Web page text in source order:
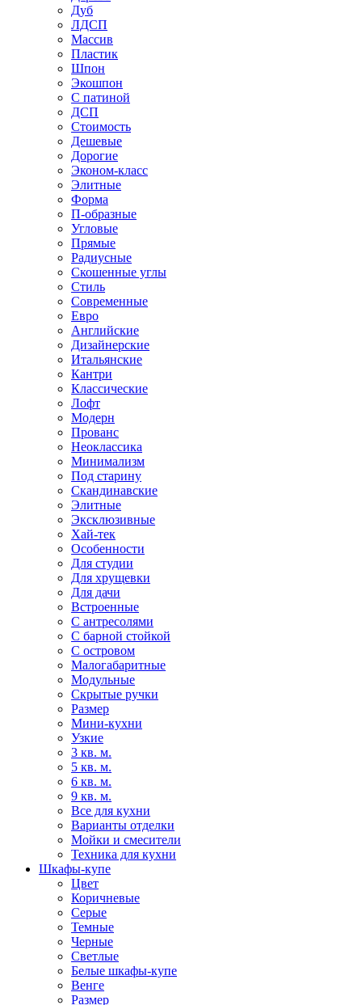
Дуб
ЛДСП
Массив
Пластик
Шпон
Экошпон
С патиной
ДСП
Стоимость
Дешевые
Дорогие
Эконом-класс
Элитные
Форма
П-образные
Угловые
Прямые
Радиусные
Скошенные углы
Стиль
Современные
Евро
Английские
Дизайнерские
Итальянские
Кантри
Классические
Лофт
Модерн
Прованс
Неоклассика
Минимализм
Под старину
Скандинавские
Элитные
Эксклюзивные
Хай-тек
Особенности
Для студии
Для хрущевки
Для дачи
Встроенные
С антресолями
С барной стойкой
С островом
Малогабаритные
Модульные
Скрытые ручки
Размер
Мини-кухни
Узкие
3 кв. м.
5 кв. м.
6 кв. м.
9 кв. м.
Все для кухни
Варианты отделки
Мойки и смесители
Техника для кухни
Шкафы-купе
Цвет
Коричневые
Серые
Темные
Черные
Светлые
Белые шкафы-купе
Венге
Размер